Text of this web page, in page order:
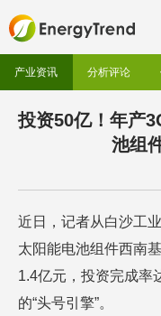
产业资讯 分析评论
投资50亿！年产
池组
近日，记者从白沙工
太阳能电池组件西南
1.4亿元，投资完成率
的“头号引擎”。